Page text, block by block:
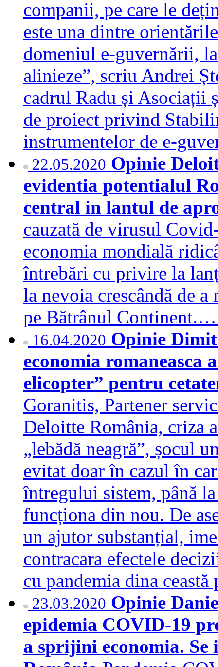
companii, pe care le
este una dintre
domeniul e-guvernării,
alinieze”, scriu Andrei
cadrul Radu și Asociații
de proiect privind
instrumentelor de e-
22.05.2020 Opinie
evidentia potentialul
central in lantul de
cauzată de virusul
economia mondială
întrebări cu privire la
la nevoia crescândă de
pe Bătrânul
16.04.2020 Opinie
economia romaneasca
elicopter” pentru
Goranitis, Partener
Deloitte România, criza
„lebădă neagră”, șocul
evitat doar în cazul în
întregului sistem, până
funcționa din nou. De
un ajutor substanțial,
contracara efectele
cu pandemia dina
23.03.2020 Opinie
epidemia COVID-19
a sprijini economia.